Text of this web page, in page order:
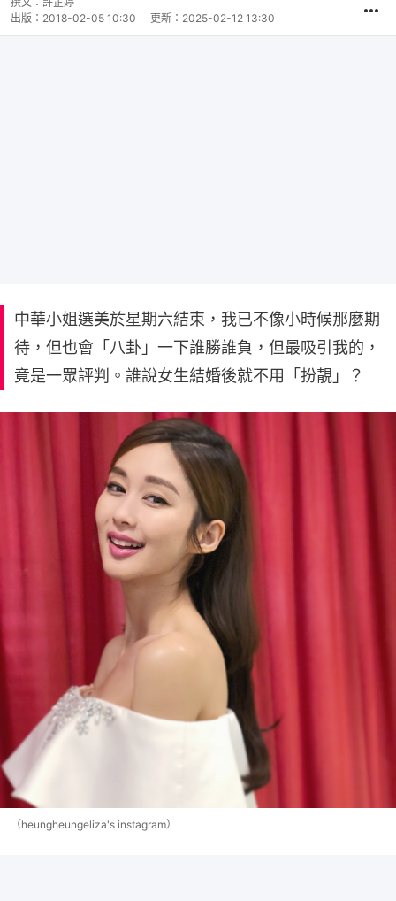
出版： 2018-02-05 10:30 更新： 2025-02-12 13:30
中華小姐選美於星期六結束，我已不像小時候那麼期
待，但也會「八卦」一下誰勝誰負，但最吸引我的，
竟是一眾評判。誰說女生結婚後就不用「扮靚」？
（heungheungeliza's instagram）